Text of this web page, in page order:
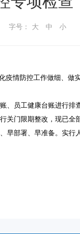
字号： 大 中 小
疫情防控工作做细、做
、员工健康台账进行排
关门限期整改，现已全
早部署、早准备。实